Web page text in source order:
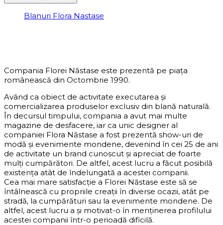
Blanuri Flora Nastase
Compania Florei Năstase este prezentă pe piața
românească din Octombrie 1990.
Având ca obiect de activitate executarea și
comercializarea produselor exclusiv din blană naturală.
În decursul timpului, compania a avut mai multe
magazine de desfacere, iar ca unic designer al
companiei Flora Năstase a fost prezentă show-uri de
modă și evenimente mondene, devenind în cei 25 de ani
de activitate un brand cunoscut și apreciat de foarte
mulți cumpărători. De altfel, acest lucru a făcut posibilă
existența atât de îndelungată a acestei companii.
Cea mai mare satisfacție a Florei Năstase este să se
întâlnească cu propriile creații în diverse ocazii, atât pe
stradă, la cumpărături sau la evenimente mondene. De
altfel, acest lucru a și motivat-o în menținerea profilului
acestei companii într-o perioadă dificilă.